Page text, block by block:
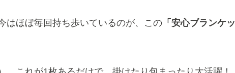
ほぼ毎回持ち歩いているのが、この 「安心ブランケッ